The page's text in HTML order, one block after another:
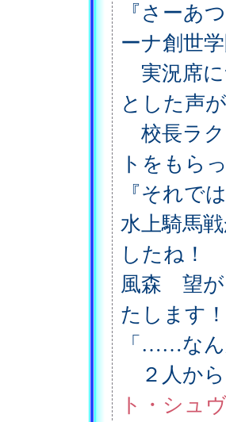
『さーあ
ーナ創世
実況席に
とした声
校長ラク
トをもら
『それで
水上騎馬
したね！
風森 望が
たします！
「……な
２人から
ト・シュ